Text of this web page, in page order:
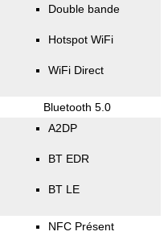
Double bande
Hotspot WiFi
WiFi Direct
Bluetooth 5.0
A2DP
BT EDR
BT LE
NFC Présent